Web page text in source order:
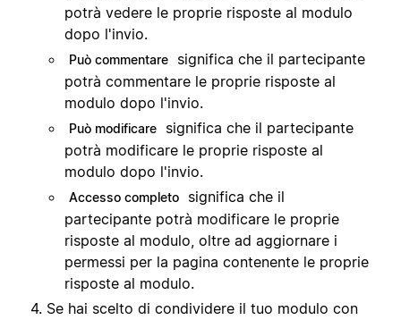
potrà vedere le proprie risposte al modulo
dopo l'invio.
Può commentare
significa che il partecipante
potrà commentare le proprie risposte al
modulo dopo l'invio.
Può modificare
significa che il partecipante
potrà modificare le proprie risposte al
modulo dopo l'invio.
Accesso completo
significa che il
partecipante potrà modificare le proprie
risposte al modulo, oltre ad aggiornare i
permessi per la pagina contenente le proprie
risposte al modulo.
Se hai scelto di condividere il tuo modulo con